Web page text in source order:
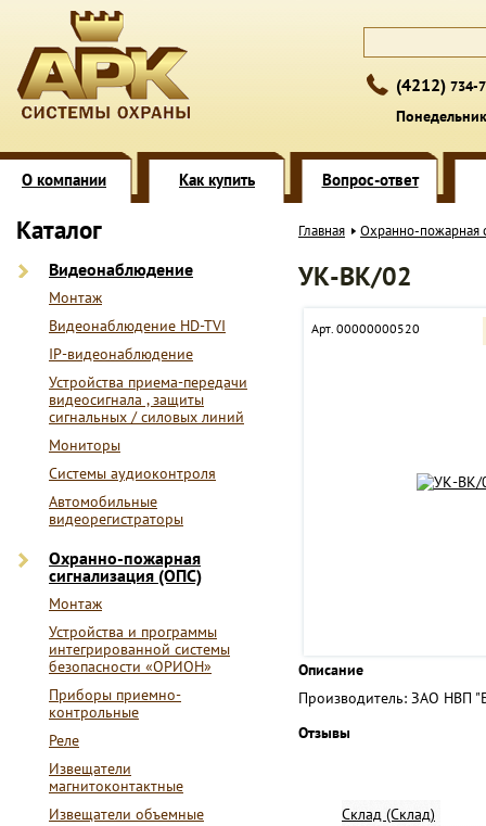
(4212) 734-
О компании Как купить Вопрос-ответ
Каталог
Видеонаблюдение
Монтаж
Видеонаблюдение HD-TVI
IP-видеонаблюдение
Устройства приема-передачи
видеосигнала , защиты
сигнальных / силовых линий
Мониторы
Системы аудиоконтроля
Автомобильные
видеорегистраторы
Охранно-пожарная
сигнализация (ОПС)
Монтаж
Устройства и программы
интегрированной системы
безопасности «ОРИОН»
Приборы приемно-
контрольные
Реле
Извещатели
магнитоконтактные
Извещатели объемные
Главная Охранно-пожарная
УК-ВК/02
Арт. 00000000520
Описание
Производитель: ЗАО НВП
Отзывы
Склад (Склад)